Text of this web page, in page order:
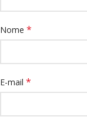
Nome *
E-mail *